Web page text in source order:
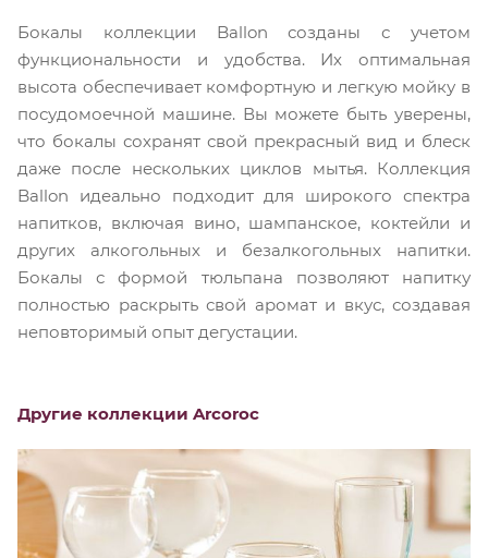
Бокалы коллекции Ballon созданы с учетом
функциональности и удобства. Их оптимальная
высота обеспечивает комфортную и легкую мойку в
посудомоечной машине. Вы можете быть уверены,
что бокалы сохранят свой прекрасный вид и блеск
даже после нескольких циклов мытья. Коллекция
Ballon идеально подходит для широкого спектра
напитков, включая вино, шампанское, коктейли и
других алкогольных и безалкогольных напитки.
Бокалы с формой тюльпана позволяют напитку
полностью раскрыть свой аромат и вкус, создавая
неповторимый опыт дегустации.
Другие коллекции Arcoroc